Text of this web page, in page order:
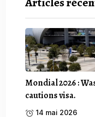
Mondial 2026 :
cautions visa.
14 mai 2026